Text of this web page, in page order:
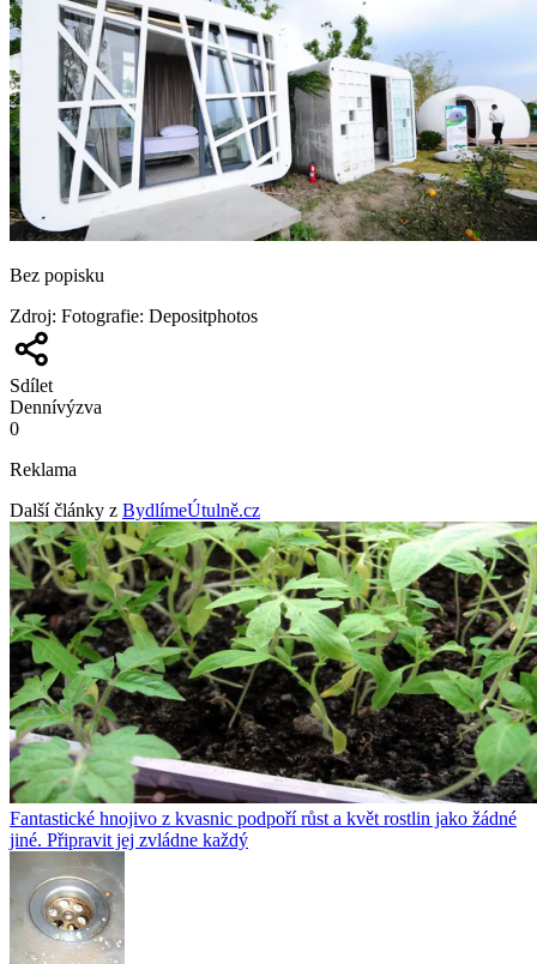
Bez popisku
Zdroj: Fotografie: Depositphotos
Sdílet
Dennívýzva
0
Reklama
Další články z BydlímeÚtulně.cz
Fantastické hnojivo z kvasnic podpoří růst a květ rostlin jako žádné
jiné. Připravit jej zvládne každý